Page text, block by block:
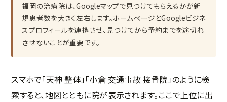
福岡の治療院は、Googleマップで見つけてもらえるかが新
規患者数を大きく左右します。ホームページとGoogleビジネ
スプロフィールを連携させ、見つけてから予約までを途切れ
させないことが重要です。
スマホで「天神 整体」「小倉 交通事故 接骨院」のように検
索すると、地図とともに院が表示されます。ここで上位に出